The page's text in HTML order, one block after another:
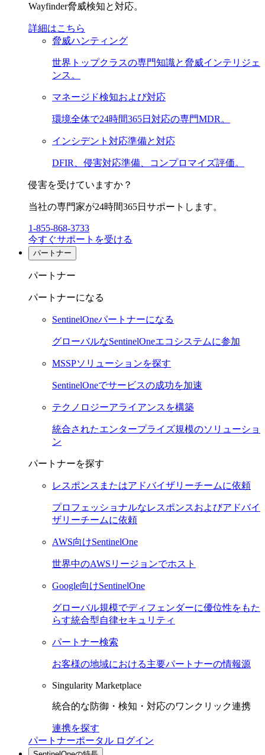
Wayfinder脅威検知と対応。
詳細はこちら
脅威ハンティング
世界トップクラスの専門知識と脅威インテリジェ
ンス。
マネージド検知および対応
環境全体で24時間365日対応の専門MDR。
インシデント対応準備と対応
DFIR、侵害対応準備、コンプロマイズ評価。
侵害を受けていますか？
当社の専門家が24時間365日サポートします。
1-855-868-3733
今すぐサポートを受ける
パートナー
パートナー
パートナーになる
SentinelOneパートナーになる
グローバルなSentinelOneエコシステムに参加
MSSPソリューションを探す
SentinelOneでサービスの成功を加速
テクノロジーアライアンスを構築
統合されたエンタープライズ規模のソリューショ
ン
パートナーを探す
レスポンスまたはアドバイザリーチームに依頼
プロフェッショナルなレスポンスおよびアドバイ
ザリーチームに依頼
AWS向けSentinelOne
世界中のAWSリージョンでホスト
Google向けSentinelOne
グローバル規模でディフェンダーに優位性をもた
らす統合型自律セキュリティ
パートナー検索
お客様の地域における主要パートナーの情報源
Singularity Marketplace
統合的な防御・検知・対応のワンクリック連携
連携を探す
パートナーポータル ログイン